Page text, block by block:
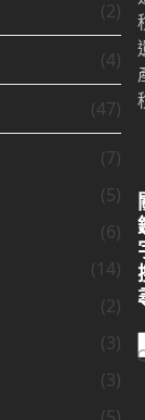
(2)
(4)
(47)
(7)
(5)
(6)
(14)
(2)
(3)
(3)